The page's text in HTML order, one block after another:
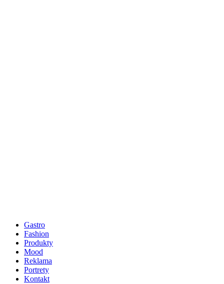
Gastro
Fashion
Produkty
Mood
Reklama
Portrety
Kontakt